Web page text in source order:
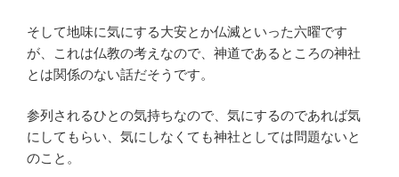
そして地味に気にする大安とか仏滅といった六曜です
が、これは仏教の考えなので、神道であるところの神社
とは関係のない話だそうです。
参列されるひとの気持ちなので、気にするのであれば気
にしてもらい、気にしなくても神社としては問題ないと
のこと。